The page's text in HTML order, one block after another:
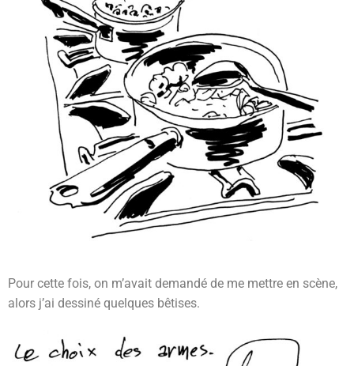
Pour cette fois, on m’avait demandé de me mettre en scène,
alors j’ai dessiné quelques bêtises.